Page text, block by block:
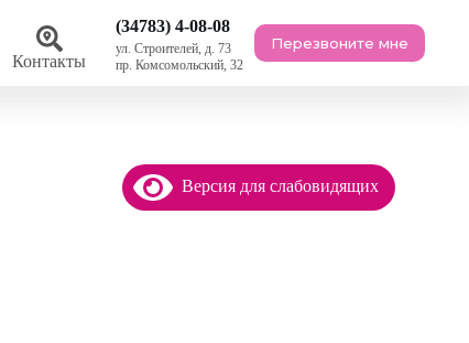
Контакты
(34783) 4-08-08
ул. Строителей, д. 73
пр. Комсомольский, 32
Перезвоните мне
Версия для слабовидящих